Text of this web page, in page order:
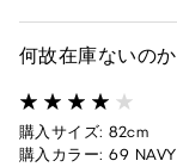
何故在庫ないのか
購入サイズ: 82cm
購入カラー: 69 NAVY